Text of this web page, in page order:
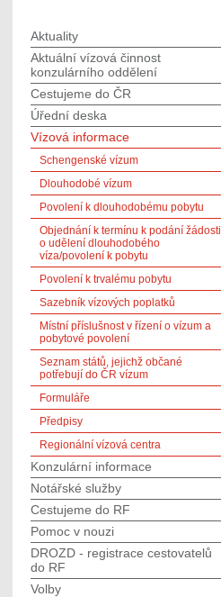
Aktuality
Aktuální vízová činnost
konzulárního oddělení
Cestujeme do ČR
Úřední deska
Vízová informace
Schengenské vízum
Dlouhodobé vízum
Povolení k dlouhodobému pobytu
Objednání k termínu k podání žádosti
o udělení dlouhodobého
víza/povolení k pobytu
Povolení k trvalému pobytu
Sazebník vízových poplatků
Místní příslušnost v řízení o vízum a
pobytové povolení
Seznam států, jejichž občané
potřebují do ČR vízum
Formuláře
Předpisy
Regionální vízová centra
Konzulární informace
Notářské služby
Cestujeme do RF
Pomoc v nouzi
DROZD - registrace cestovatelů
do RF
Volby